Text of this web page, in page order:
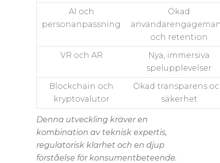
AI och
personanpassning
Ökad
och retention
VR och AR
Nya, immersiva
spelupplevelser
Blockchain och
kryptovalutor
Ökad transparens
säkerhet
Denna utveckling kräver en
kombination av teknisk expertis,
regulatorisk klarhet och en djup
förståelse för konsumentbeteende.